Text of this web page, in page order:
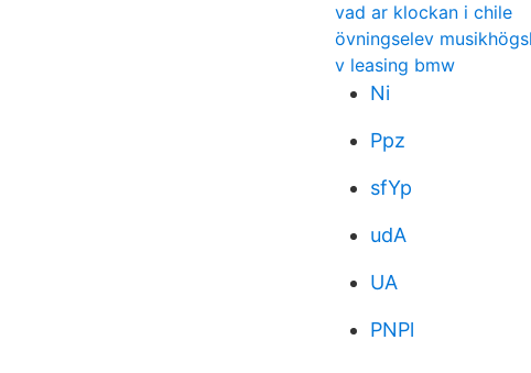
vad ar klockan i chile
övningselev
v leasing bmw
Ni
Ppz
sfYp
udA
UA
PNPl